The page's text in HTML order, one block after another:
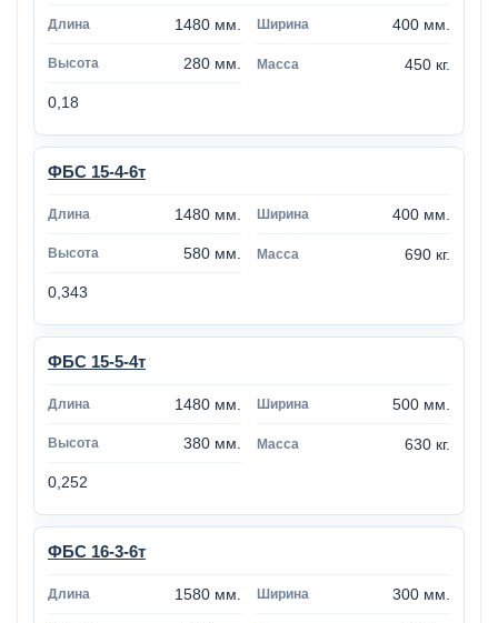
1480 мм. 400 мм.
280 мм. 450 кг.
0,18
ФБС 15-4-6т
1480 мм. 400 мм.
580 мм. 690 кг.
0,343
ФБС 15-5-4т
1480 мм. 500 мм.
380 мм. 630 кг.
0,252
ФБС 16-3-6т
1580 мм. 300 мм.